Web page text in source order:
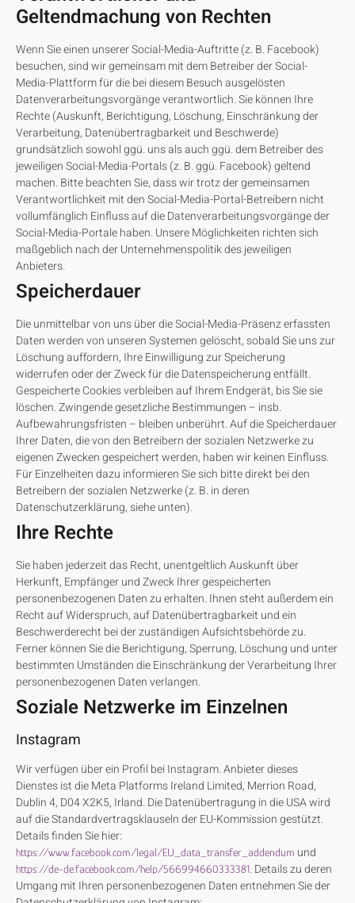
Geltendmachung von Rechten
Wenn Sie einen unserer Social-Media-Auftritte (z. B. Facebook)
besuchen, sind wir gemeinsam mit dem Betreiber der Social-
Media-Plattform für die bei diesem Besuch ausgelösten
Datenverarbeitungsvorgänge verantwortlich. Sie können Ihre
Rechte (Auskunft, Berichtigung, Löschung, Einschränkung der
Verarbeitung, Datenübertragbarkeit und Beschwerde)
grundsätzlich sowohl ggü. uns als auch ggü. dem Betreiber des
jeweiligen Social-Media-Portals (z. B. ggü. Facebook) geltend
machen. Bitte beachten Sie, dass wir trotz der gemeinsamen
Verantwortlichkeit mit den Social-Media-Portal-Betreibern nicht
vollumfänglich Einfluss auf die Datenverarbeitungsvorgänge der
Social-Media-Portale haben. Unsere Möglichkeiten richten sich
maßgeblich nach der Unternehmenspolitik des jeweiligen
Anbieters.
Speicherdauer
Die unmittelbar von uns über die Social-Media-Präsenz erfassten
Daten werden von unseren Systemen gelöscht, sobald Sie uns zur
Löschung auffordern, Ihre Einwilligung zur Speicherung
widerrufen oder der Zweck für die Datenspeicherung entfällt.
Gespeicherte Cookies verbleiben auf Ihrem Endgerät, bis Sie sie
löschen. Zwingende gesetzliche Bestimmungen – insb.
Aufbewahrungsfristen – bleiben unberührt. Auf die Speicherdauer
Ihrer Daten, die von den Betreibern der sozialen Netzwerke zu
eigenen Zwecken gespeichert werden, haben wir keinen Einfluss.
Für Einzelheiten dazu informieren Sie sich bitte direkt bei den
Betreibern der sozialen Netzwerke (z. B. in deren
Datenschutzerklärung, siehe unten).
Ihre Rechte
Sie haben jederzeit das Recht, unentgeltlich Auskunft über
Herkunft, Empfänger und Zweck Ihrer gespeicherten
personenbezogenen Daten zu erhalten. Ihnen steht außerdem ein
Recht auf Widerspruch, auf Datenübertragbarkeit und ein
Beschwerderecht bei der zuständigen Aufsichtsbehörde zu.
Ferner können Sie die Berichtigung, Sperrung, Löschung und unter
bestimmten Umständen die Einschränkung der Verarbeitung Ihrer
personenbezogenen Daten verlangen.
Soziale Netzwerke im Einzelnen
Instagram
Wir verfügen über ein Profil bei Instagram. Anbieter dieses
Dienstes ist die Meta Platforms Ireland Limited, Merrion Road,
Dublin 4, D04 X2K5, Irland. Die Datenübertragung in die USA wird
auf die Standardvertragsklauseln der EU-Kommission gestützt.
Details finden Sie hier:
https://www.facebook.com/legal/EU_data_transfer_addendum und
https://de-de.facebook.com/help/566994660333381. Details zu deren
Umgang mit Ihren personenbezogenen Daten entnehmen Sie der